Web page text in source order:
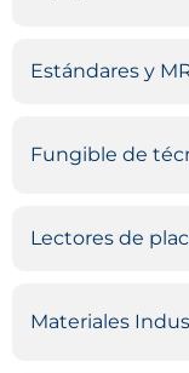
Estándares y
Fungible de
Lectores de
Materiales